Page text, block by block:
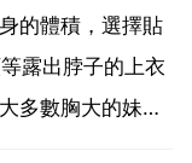
的體積，選擇貼
露出脖子的上衣
多數胸大的妹紙